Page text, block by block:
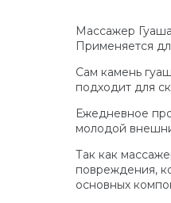
Массажер
Применяется
Сам камень
подходит для
Ежедневное
молодой
Так как
повреждения,
основных